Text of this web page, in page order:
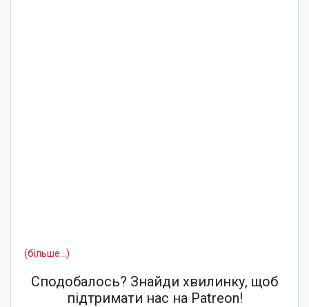
(більше…)
Сподобалось? Знайди хвилинку, щоб
підтримати нас на Patreon!